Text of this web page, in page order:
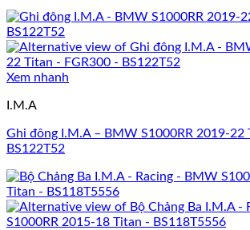
Xem nhanh
I.M.A
Ghi đông I.M.A – BMW S1000RR 2019-22
BS122T52